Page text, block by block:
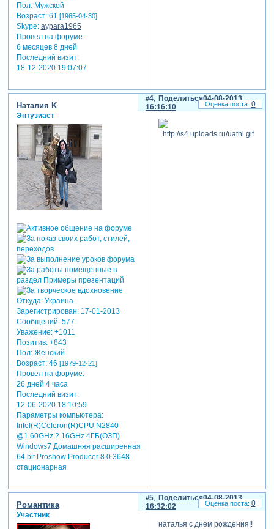
Пол:Мужской
Возраст:61 [1965-04-30]
Skype: aypara1965
Провел на форуме:
6 месяцев 8 дней
Последний визит:
18-12-2020 19:07:07
Поделиться
4
04-08-2013
16:16:10
Наталия K
Энтузиаст
Откуда:Украина
Зарегистрирован: 17-01-2013
Сообщений:577
Уважение: +1011
Позитив: +843
Пол:Женский
Возраст:46 [1979-12-21]
Провел на форуме:
26 дней 4 часа
Последний визит:
12-06-2020 18:10:59
Параметры компьютера:
Intel(R)Celeron(R)CPU N2840
@1.60GHz 2.16GHz 4ГБ(ОЗП)
Windows7 Домашняя расширенная
64 bit Proshow Producer 8.0.3648
стационарная
0
Поделиться
5
04-08-2013
16:32:02
Романтика
Участник
наталья с днем рождения!!
0